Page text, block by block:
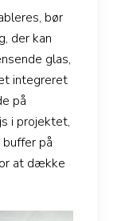
bør
der kan
glas,
integreret
på
i projektet,
på
at dække